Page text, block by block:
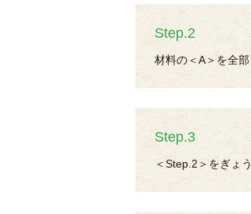
Step.2
材料の＜A＞を全
Step.3
＜Step.2＞をぎょ